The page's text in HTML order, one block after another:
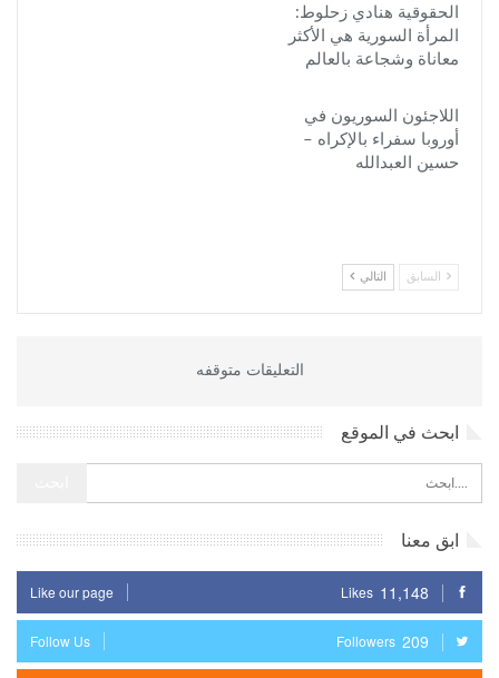
الحقوقية هنادي زحلوط:
المرأة السورية هي الأكثر
معاناة وشجاعة بالعالم
اللاجئون السوريون في
أوروبا سفراء بالإكراه –
حسين العبدالله
السابق التالي
التعليقات متوقفه
ابحث في الموقع
ابق معنا
11,148
Likes
Like our page
209
Followers
Follow Us